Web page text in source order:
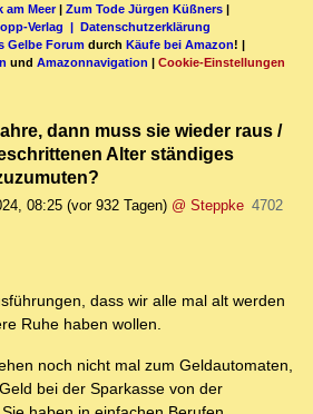
am Meer| Zum Tode Jürgen Küßners |
Verlag | Datenschutzerklärung
Gelbe Forum durch Käufe bei Amazon! |
und Amazonnavigation | Cookie-Einstellungen
dann muss sie wieder raus /
Alter ständiges
08:25 (vor 932 Tagen) @ Steppke 4702
dass wir alle mal alt werden
Ruhe haben wollen.
noch nicht mal zum Geldautomaten,
bei der Sparkasse von der